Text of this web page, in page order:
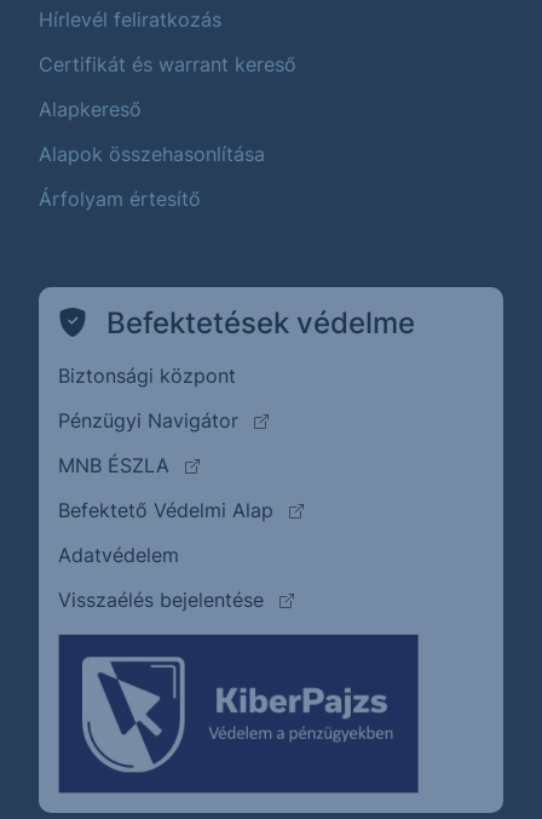
Hírlevél feliratkozás
Certifikát és warrant kereső
Alapkereső
Alapok összehasonlítása
Árfolyam értesítő
Befektetések védelme
Biztonsági központ
Pénzügyi Navigátor
(külső oldalra ugrik)
MNB ÉSZLA
(külső oldalra ugrik)
Befektető Védelmi Alap
(külső oldalra ugrik)
Adatvédelem
Visszaélés bejelentése
(külső oldalra ugrik)